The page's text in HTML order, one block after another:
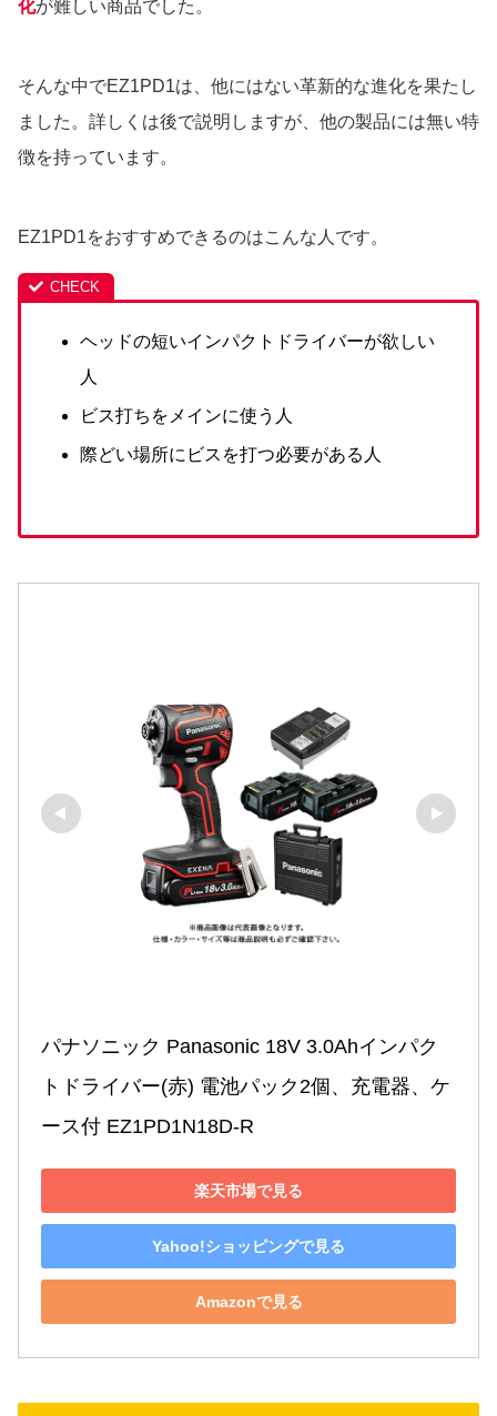
化が難しい商品でした。
そんな中でEZ1PD1は、他にはない革新的な進化を果たし
ました。詳しくは後で説明しますが、他の製品には無い特
徴を持っています。
EZ1PD1をおすすめできるのはこんな人です。
ヘッドの短いインパクトドライバーが欲しい
人
ビス打ちをメインに使う人
際どい場所にビスを打つ必要がある人
パナソニック Panasonic 18V 3.0Ahインパク
トドライバー(赤) 電池パック2個、充電器、ケ
ース付 EZ1PD1N18D-R
楽天市場で見る
Yahoo!ショッピングで見る
Amazonで見る